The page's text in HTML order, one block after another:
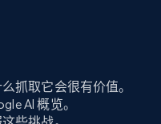
抓取它会很有价值。
AI 概览。